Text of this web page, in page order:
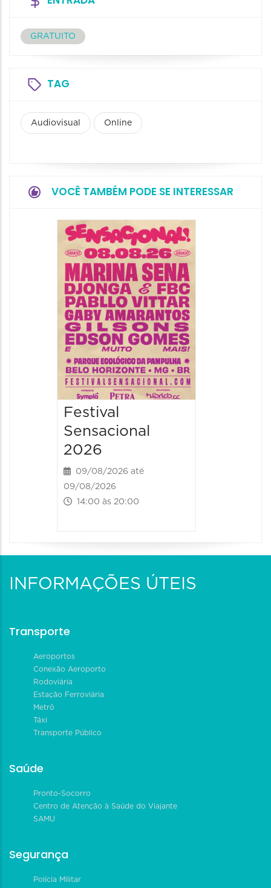
GRATUITO
TAG
Audiovisual Online
VOCÊ TAMBÉM PODE SE INTERESSAR
Festival
Sensacional
2026
09/08/2026 até
09/08/2026
14:00 às 20:00
INFORMAÇÕES ÚTEIS
Transporte
Aeroportos
Conexão Aeroporto
Rodoviária
Estação Ferroviária
Metrô
Táxi
Transporte Público
Saúde
Pronto-Socorro
Centro de Atenção à Saúde do Viajante
SAMU
Segurança
Polícia Militar